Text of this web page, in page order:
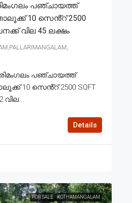
പഞ്ചായത്ത്
10 സെൻ്റ് 2500
വില 45 ലക്ഷം
പഞ്ചായത്ത്
10 സെൻ്റ് 2500 SQFT
Details
FOR SALE KOTHAMANGALAM